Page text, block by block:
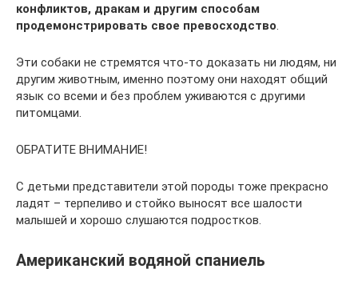
конфликтов, дракам и другим способам
продемонстрировать свое превосходство.
Эти собаки не стремятся что-то доказать ни людям, ни
другим животным, именно поэтому они находят общий
язык со всеми и без проблем уживаются с другими
питомцами.
ОБРАТИТЕ ВНИМАНИЕ!
С детьми представители этой породы тоже прекрасно
ладят – терпеливо и стойко выносят все шалости
малышей и хорошо слушаются подростков.
Американский водяной спаниель